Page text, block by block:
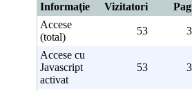
Informaţie Vizitatori
Accese
(total)
53
Accese cu
Javascript
activat
53